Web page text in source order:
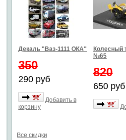
Декаль "Ваз-1111 ОКА"
350
290 руб
Добавить в
корзину
Колесный
№65
820
650 руб
Все скидки